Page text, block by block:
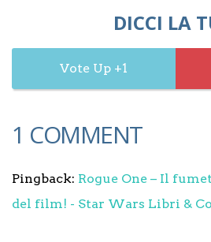
DICCI LA
1
1 COMMENT
Pingback: Rogue One – Il
del film! - Star Wars Libri &